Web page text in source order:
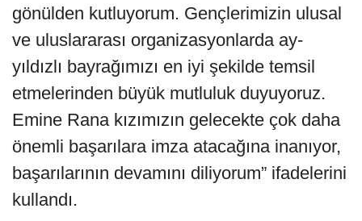
gönülden kutluyorum. Gençlerimizin ulusal
ve uluslararası organizasyonlarda ay-
yıldızlı bayrağımızı en iyi şekilde temsil
etmelerinden büyük mutluluk duyuyoruz.
Emine Rana kızımızın gelecekte çok daha
önemli başarılara imza atacağına inanıyor,
başarılarının devamını diliyorum” ifadelerini
kullandı.